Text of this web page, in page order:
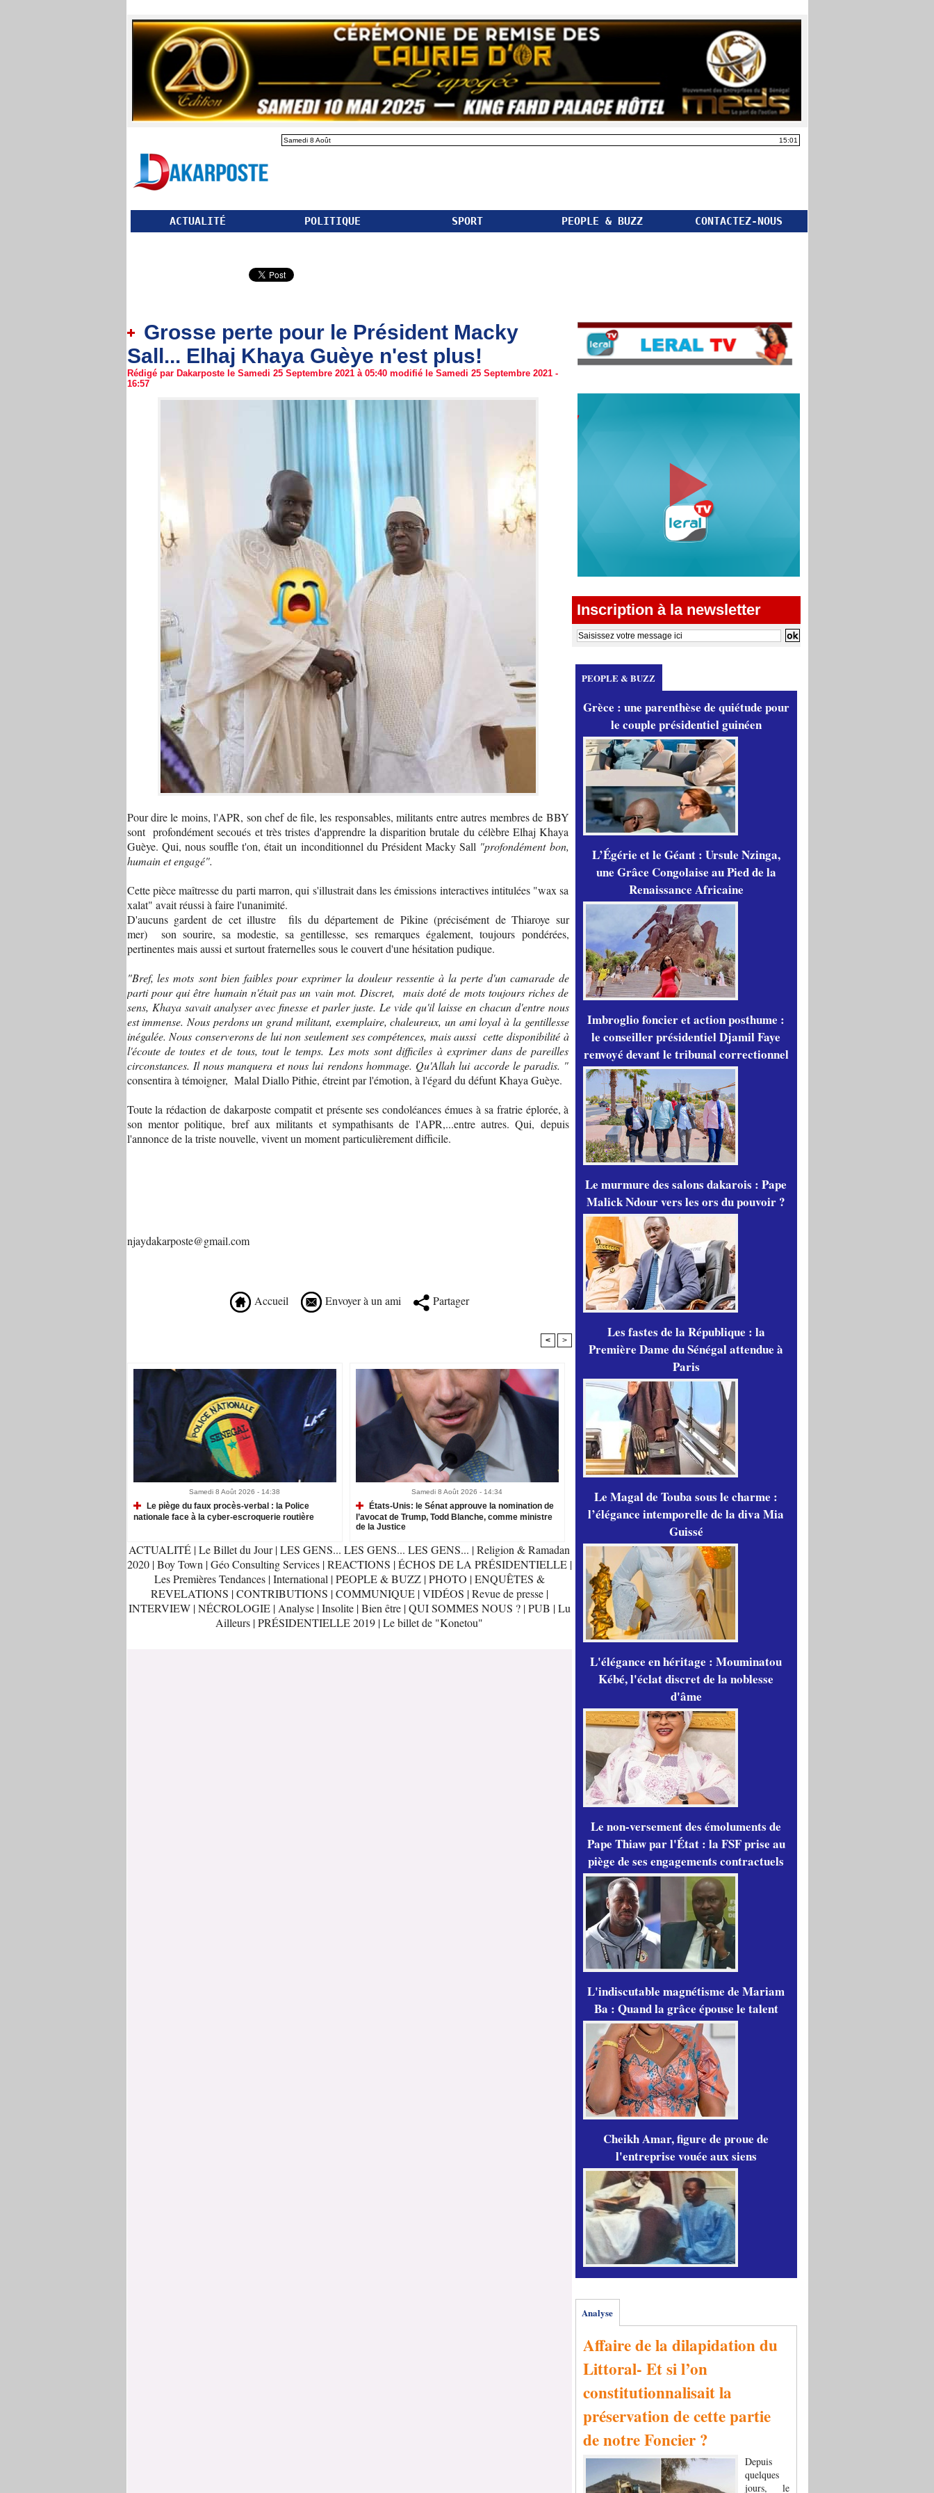
Samedi 8 Août 15:01
ACTUALITÉ POLITIQUE SPORT PEOPLE & BUZZ CONTACTEZ-NOUS
Grosse perte pour le Président Macky
Sall... Elhaj Khaya Guèye n'est plus!
Rédigé par Dakarposte le Samedi 25 Septembre 2021 à 05:40 modifié le Samedi 25 Septembre 2021 -
16:57
Pour dire le moins, l'APR, son chef de file, les responsables, militants entre autres membres de BBY
sont profondément secoués et très tristes d'apprendre la disparition brutale du célèbre Elhaj Khaya
Guèye. Qui, nous souffle t'on, était un inconditionnel du Président Macky Sall "profondément bon,
humain et engagé".
Cette pièce maîtresse du parti marron, qui s'illustrait dans les émissions interactives intitulées "wax sa
xalat" avait réussi à faire l'unanimité.
D'aucuns gardent de cet illustre fils du département de Pikine (précisément de Thiaroye sur
mer) son sourire, sa modestie, sa gentillesse, ses remarques également, toujours pondérées,
pertinentes mais aussi et surtout fraternelles sous le couvert d'une hésitation pudique.
"Bref, les mots sont bien faibles pour exprimer la douleur ressentie à la perte d'un camarade de
parti pour qui être humain n'était pas un vain mot. Discret, mais doté de mots toujours riches de
sens, Khaya savait analyser avec finesse et parler juste. Le vide qu'il laisse en chacun d'entre nous
est immense. Nous perdons un grand militant, exemplaire, chaleureux, un ami loyal à la gentillesse
inégalée.​ Nous conserverons de lui non seulement ses compétences, mais aussi cette disponibilité à
l'écoute de toutes et de tous, tout le temps. Les mots sont difficiles à exprimer dans de pareilles
circonstances. Il nous manquera et nous lui rendons hommage. Qu'Allah lui accorde le paradis. "
consentira à témoigner, Malal Diallo Pithie, étreint par l'émotion, à l'égard du défunt Khaya Guèye.
Toute la rédaction de dakarposte compatit et présente ses condoléances émues à sa fratrie éplorée, à
son mentor politique, bref aux militants et sympathisants de l'APR,...entre autres. Qui, depuis
l'annonce de la triste nouvelle, vivent un moment particulièrement difficile.
njaydakarposte@gmail.com
Accueil Envoyer à un ami Partager
< >
Samedi 8 Août 2026 - 14:38
Le piège du faux procès-verbal : la Police
nationale face à la cyber-escroquerie routière
Samedi 8 Août 2026 - 14:34
États-Unis: le Sénat approuve la nomination de
l’avocat de Trump, Todd Blanche, comme ministre
de la Justice
ACTUALITÉ |Le Billet du Jour |LES GENS... LES GENS... LES GENS... |Religion & Ramadan
2020 |Boy Town |Géo Consulting Services |REACTIONS |ÉCHOS DE LA PRÉSIDENTIELLE |
Les Premières Tendances |International |PEOPLE & BUZZ |PHOTO |ENQUÊTES &
REVELATIONS |CONTRIBUTIONS |COMMUNIQUE |VIDÉOS |Revue de presse |
INTERVIEW |NÉCROLOGIE |Analyse |Insolite |Bien être |QUI SOMMES NOUS ? |PUB |Lu
Ailleurs |PRÉSIDENTIELLE 2019 |Le billet de "Konetou"
Inscription à la newsletter
PEOPLE & BUZZ
Grèce : une parenthèse de quiétude pour
le couple présidentiel guinéen
L’Égérie et le Géant : Ursule Nzinga,
une Grâce Congolaise au Pied de la
Renaissance Africaine
Imbroglio foncier et action posthume :
le conseiller présidentiel Djamil Faye
renvoyé devant le tribunal correctionnel
Le murmure des salons dakarois : Pape
Malick Ndour vers les ors du pouvoir ?
Les fastes de la République : la
Première Dame du Sénégal attendue à
Paris
Le Magal de Touba sous le charme :
l’élégance intemporelle de la diva Mia
Guissé
L'élégance en héritage : Mouminatou
Kébé, l'éclat discret de la noblesse
d'âme
Le non-versement des émoluments de
Pape Thiaw par l'État : la FSF prise au
piège de ses engagements contractuels
L'indiscutable magnétisme de Mariam
Ba : Quand la grâce épouse le talent
Cheikh Amar, figure de proue de
l'entreprise vouée aux siens
Analyse
Affaire de la dilapidation du
Littoral- Et si l’on
constitutionnalisait la
préservation de cette partie
de notre Foncier ?
Depuis
quelques
jours, le